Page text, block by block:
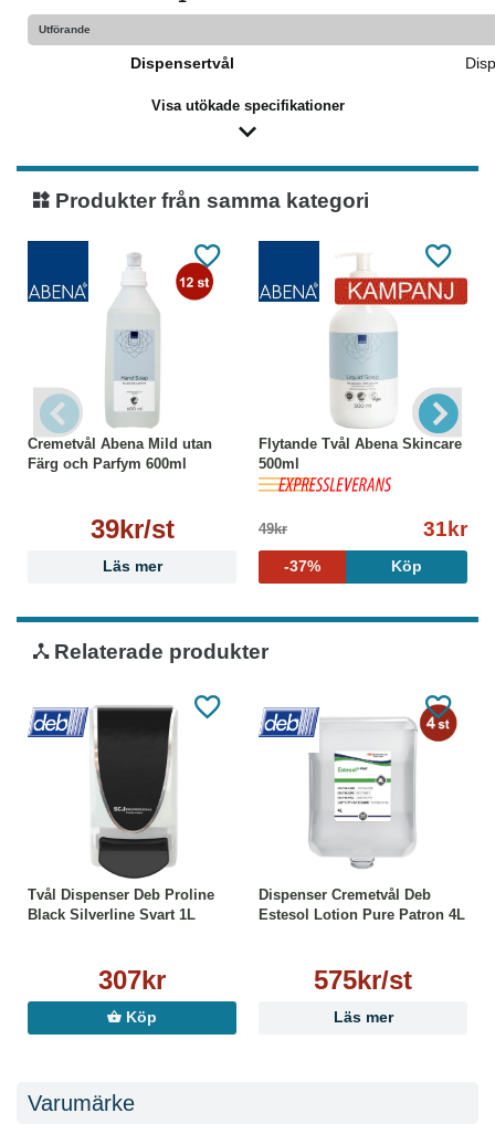
Utförande
Dispensertvål
Visa utökade specifikationer
Produkter från samma kategori
Cremetvål Abena Mild utan
Färg och Parfym 600ml
39kr/st
Läs mer
Flytande Tvål Abena Skincare
500ml
49kr 31kr
-37% Köp
Relaterade produkter
Tvål Dispenser Deb Proline
Black Silverline Svart 1L
307kr
Köp
Dispenser Cremetvål Deb
Estesol Lotion Pure Patron 4L
575kr/st
Läs mer
Varumärke